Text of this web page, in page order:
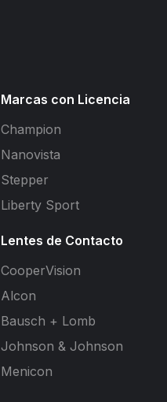
Marcas con Licencia
Champion
Nanovista
Stepper
Liberty Sport
Lentes de Contacto
CooperVision
Alcon
Bausch + Lomb
Johnson & Johnson
Menicon